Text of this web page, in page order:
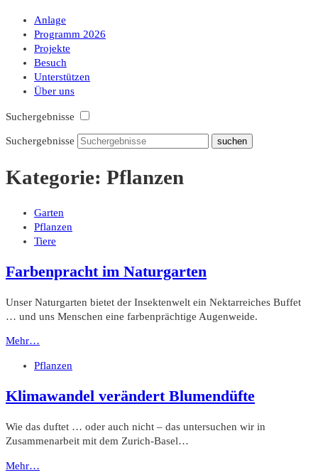
Anlage
Programm 2026
Projekte
Besuch
Unterstützen
Über uns
Suchergebnisse
Suchergebnisse
Kategorie: Pflanzen
Garten
Pflanzen
Tiere
Farbenpracht im Naturgarten
Unser Naturgarten bietet der Insektenwelt ein Nektarreiches Buffet
… und uns Menschen eine farbenprächtige Augenweide.
Mehr…
Pflanzen
Klimawandel verändert Blumendüfte
Wie das duftet … oder auch nicht – das untersuchen wir in
Zusammenarbeit mit dem Zurich-Basel…
Mehr…